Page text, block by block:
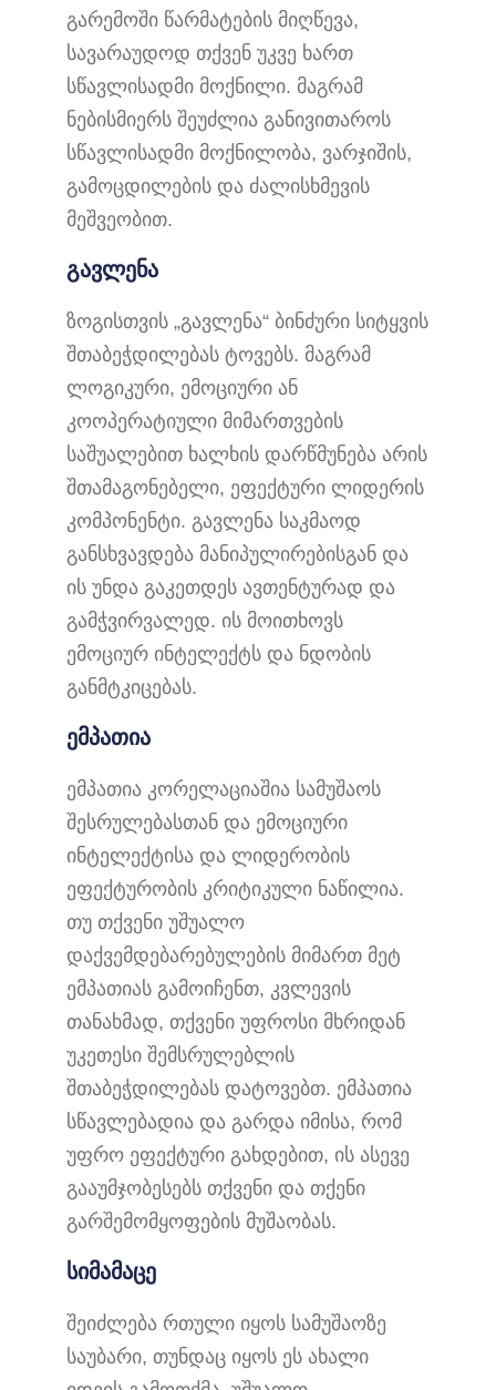
გარემოში წარმატების მიღწევა,
სავარაუდოდ თქვენ უკვე ხართ
სწავლისადმი მოქნილი. მაგრამ
ნებისმიერს შეუძლია განივითაროს
სწავლისადმი მოქნილობა, ვარჯიშის,
გამოცდილების და ძალისხმევის
მეშვეობით.
გავლენა
ზოგისთვის „გავლენა“ ბინძური სიტყვის
შთაბეჭდილებას ტოვებს. მაგრამ
ლოგიკური, ემოციური ან
კოოპერატიული მიმართვების
საშუალებით ხალხის დარწმუნება არის
შთამაგონებელი, ეფექტური ლიდერის
კომპონენტი. გავლენა საკმაოდ
განსხვავდება მანიპულირებისგან და
ის უნდა გაკეთდეს ავთენტურად და
გამჭვირვალედ. ის მოითხოვს
ემოციურ ინტელექტს და ნდობის
განმტკიცებას.
ემპათია
ემპათია კორელაციაშია სამუშაოს
შესრულებასთან და ემოციური
ინტელექტისა და ლიდერობის
ეფექტურობის კრიტიკული ნაწილია.
თუ თქვენი უშუალო
დაქვემდებარებულების მიმართ მეტ
ემპათიას გამოიჩენთ, კვლევის
თანახმად, თქვენი უფროსი მხრიდან
უკეთესი შემსრულებლის
შთაბეჭდილებას დატოვებთ. ემპათია
სწავლებადია და გარდა იმისა, რომ
უფრო ეფექტური გახდებით, ის ასევე
გააუმჯობესებს თქვენი და თქენი
გარშემომყოფების მუშაობას.
სიმამაცე
შეიძლება რთული იყოს სამუშაოზე
საუბარი, თუნდაც იყოს ეს ახალი